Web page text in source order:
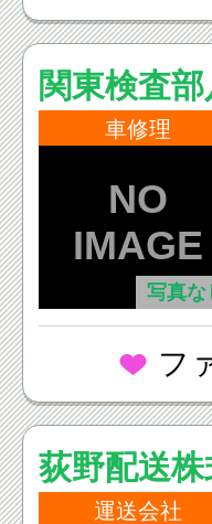
関東検査
車修理
写真な
フ
荻野配送
運送会社